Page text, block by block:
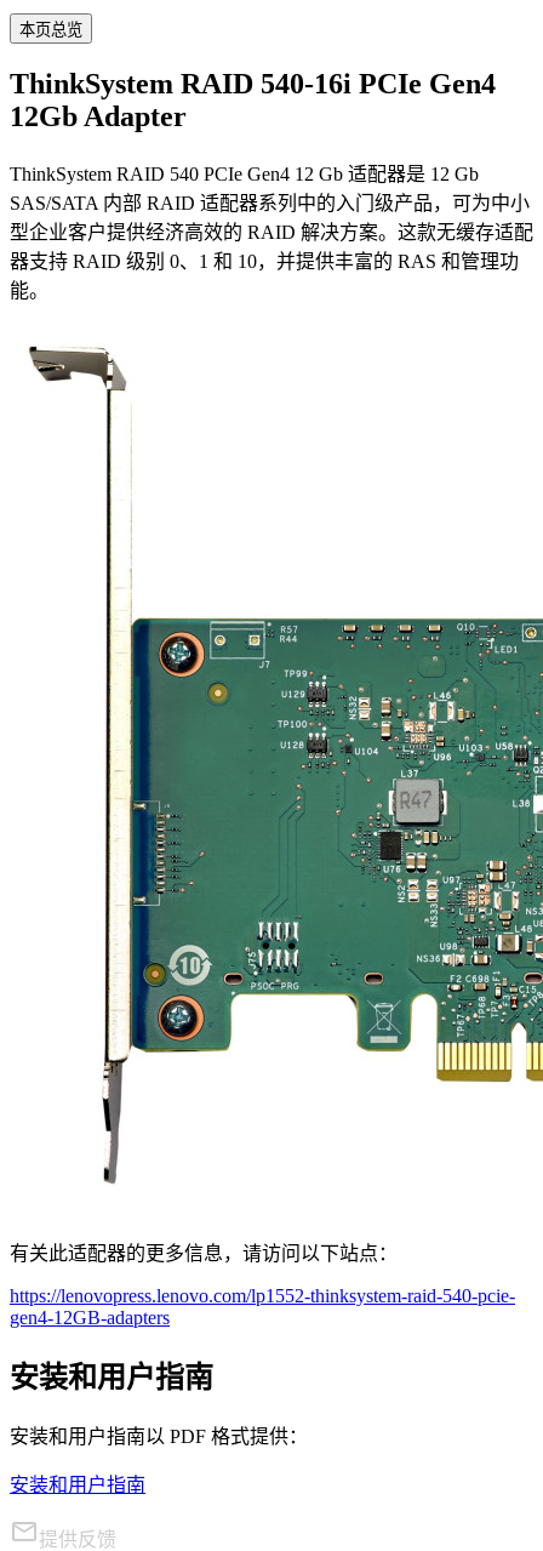
本页总览
ThinkSystem RAID 540-16i PCIe Gen4
12Gb Adapter
ThinkSystem RAID 540 PCIe Gen4 12 Gb 适配器是 12 Gb
SAS/SATA 内部 RAID 适配器系列中的入门级产品，可为中小
型企业客户提供经济高效的 RAID 解决方案。这款无缓存适配
器支持 RAID 级别 0、1 和 10，并提供丰富的 RAS 和管理功
能。
有关此适配器的更多信息，请访问以下站点：
https://lenovopress.lenovo.com/lp1552-thinksystem-raid-540-pcie-
gen4-12GB-adapters
安装和用户指南
安装和用户指南以 PDF 格式提供：
安装和用户指南
提供反馈